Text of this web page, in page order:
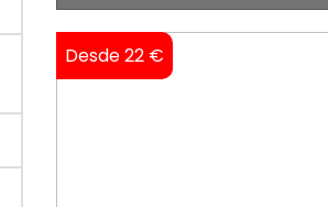
Desde 22 €